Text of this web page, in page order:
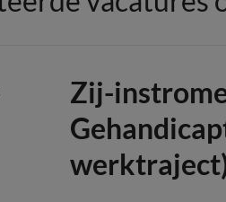
Zij-